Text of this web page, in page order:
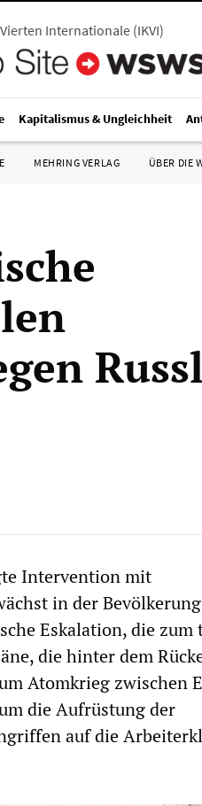
Internationale(IKVI)
Kapitalismus & Ungleichheit
MEHRING VERLAG ÜBER DIE
Intervention mit
in der Bevölkerung
Eskalation, die zum
die hinter dem
Atomkrieg zwischen
die Aufrüstung der
auf die